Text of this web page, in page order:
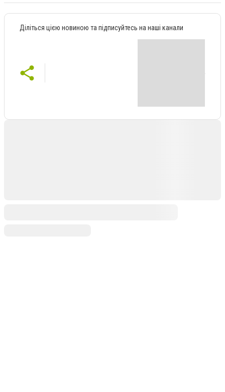
Діліться цією новиною та підписуйтесь на наші канали